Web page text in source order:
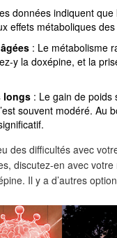
données indiquent
effets métaboliques
: Le métabolisme
y la doxépine, et la
longs : Le gain de poids
souvent modéré. Au
des difficultés avec
discutez-en avec
Il y a d’autres